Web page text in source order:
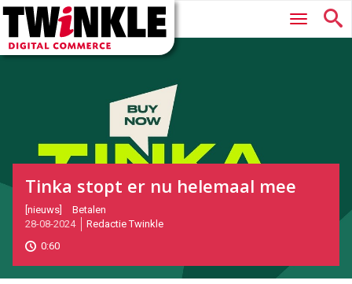
Twinkle
Digital
Commerce
Hoofdmenu
Tinka stopt er nu helemaal mee
2024-
08-
28T09:21:00
2024-
08-
[nieuws]
Betalen
28-08-2024
Redactie Twinkle
0:60